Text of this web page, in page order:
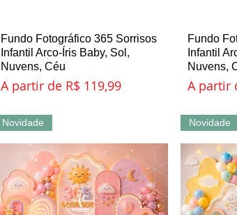
Visualização rápida
Fundo Fotográfico 365 Sorrisos
Infantil Arco-Íris Baby, Sol,
Nuvens, Céu
A partir de R$ 119,99
Preço promocional
Fundo
Infantil
Nuvens,
A partir
Preço
Novidade Novidade